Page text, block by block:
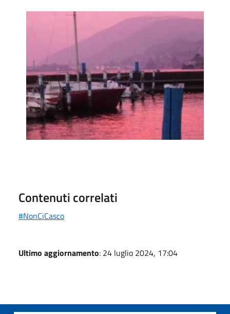
Contenuti correlati
#NonCiCasco
Ultimo aggiornamento: 24 luglio 2024, 17:04